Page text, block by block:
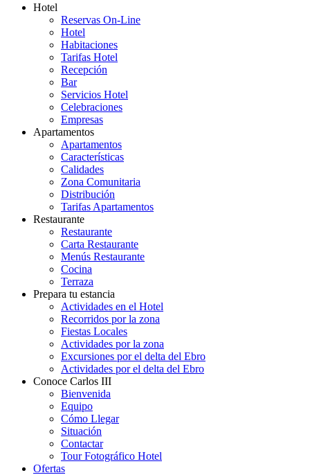
Hotel
Reservas On-Line
Hotel
Habitaciones
Tarifas Hotel
Recepción
Bar
Servicios Hotel
Celebraciones
Empresas
Apartamentos
Apartamentos
Características
Calidades
Zona Comunitaria
Distribución
Tarifas Apartamentos
Restaurante
Restaurante
Carta Restaurante
Menús Restaurante
Cocina
Terraza
Prepara tu estancia
Actividades en el Hotel
Recorridos por la zona
Fiestas Locales
Actividades por la zona
Excursiones por el delta del Ebro
Actividades por el delta del Ebro
Conoce Carlos III
Bienvenida
Equipo
Cómo Llegar
Situación
Contactar
Tour Fotográfico Hotel
Ofertas